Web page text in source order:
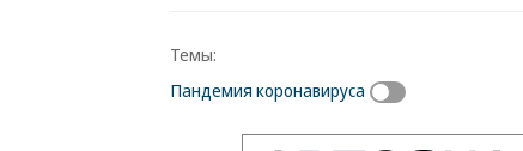
Темы:
Пандемия коронавируса